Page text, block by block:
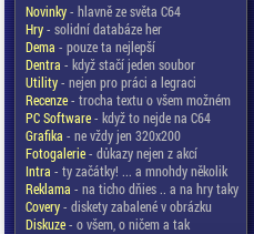
Novinky- hlavně ze světa C64
Hry- solidní databáze her
Dema - pouze ta nejlepší
Dentra - když stačí jeden soubor
Utility- nejen pro práci a legraci
Recenze- trocha textu o všem možném
PC Software- když to nejde na C64
Grafika - ne vždy jen 320x200
Fotogalerie- důkazy nejen z akcí
Intra - ty začátky! ... a mnohdy několik
Reklama - na ticho dňies .. a na hry taky
Covery- diskety zabalené v obrázku
Diskuze- o všem, o ničem a tak